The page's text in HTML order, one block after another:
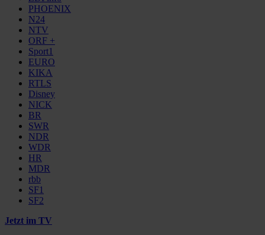
PHOENIX
N24
NTV
ORF +
Sport1
EURO
KIKA
RTLS
Disney
NICK
BR
SWR
NDR
WDR
HR
MDR
rbb
SF1
SF2
Jetzt im TV